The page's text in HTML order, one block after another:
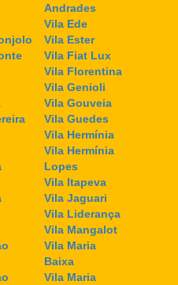
Andrades
Vila Ede
Vila Ester
Vila Fiat Lux
Vila Florentina
Vila Genioli
Vila Gouveia
Vila Guedes
Vila Hermínia
Vila Hermínia
Lopes
Vila Itapeva
Vila Jaguari
Vila Liderança
Vila Mangalot
Vila Maria
Baixa
Vila Maria